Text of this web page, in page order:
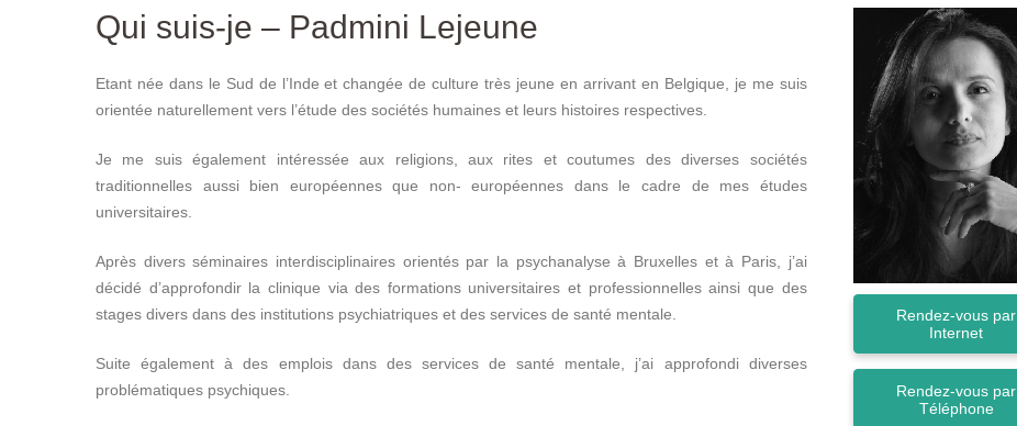
Qui suis-je – Padmini Lejeune
Etant née dans le Sud de l’Inde et changée de culture très jeune en arrivant en Belgique, je me suis
orientée naturellement vers l’étude des sociétés humaines et leurs histoires respectives.
Je me suis également intéressée aux religions, aux rites et coutumes des diverses sociétés
traditionnelles aussi bien européennes que non- européennes dans le cadre de mes études
universitaires.
Après divers séminaires interdisciplinaires orientés par la psychanalyse à Bruxelles et à Paris, j’ai
décidé d’approfondir la clinique via des formations universitaires et professionnelles ainsi que des
stages divers dans des institutions psychiatriques et des services de santé mentale.
Suite également à des emplois dans des services de santé mentale, j’ai approfondi diverses
problématiques psychiques.
Rendez-vous par
Internet
Rendez-vous par
Téléphone